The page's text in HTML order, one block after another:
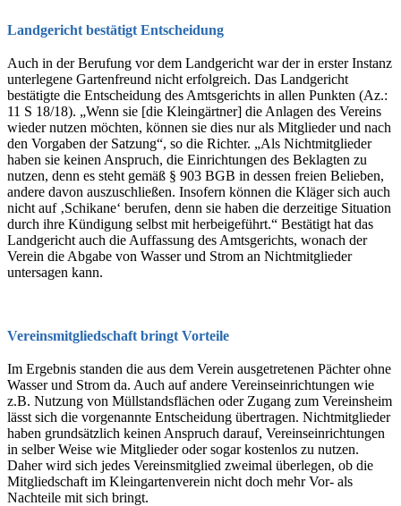
Landgericht bestätigt Entscheidung
Auch in der Berufung vor dem Landgericht war der in erster Instanz
unterlegene Gartenfreund nicht erfolgreich. Das Landgericht
bestätigte die Entscheidung des Amtsgerichts in allen Punkten (Az.:
11 S 18/18). „Wenn sie [die Kleingärtner] die Anlagen des Vereins
wieder nutzen möchten, können sie dies nur als Mitglieder und nach
den Vorgaben der Satzung“, so die Richter. „Als Nichtmitglieder
haben sie keinen Anspruch, die Einrichtungen des Beklagten zu
nutzen, denn es steht gemäß § 903 BGB in dessen freien Belieben,
andere davon auszuschließen. Insofern können die Kläger sich auch
nicht auf ‚Schikane‘ berufen, denn sie haben die derzeitige Situation
durch ihre Kündigung selbst mit herbeigeführt.“ Bestätigt hat das
Landgericht auch die Auffassung des Amtsgerichts, wonach der
Verein die Abgabe von Wasser und Strom an Nichtmitglieder
untersagen kann.
Vereinsmitgliedschaft bringt Vorteile
Im Ergebnis standen die aus dem Verein ausgetretenen Pächter ohne
Wasser und Strom da. Auch auf andere Vereinseinrichtungen wie
z.B. Nutzung von Müllstandsflächen oder Zugang zum Vereinsheim
lässt sich die vorgenannte Entscheidung übertragen. Nichtmitglieder
haben grundsätzlich keinen Anspruch darauf, Vereinseinrichtungen
in selber Weise wie Mitglieder oder sogar kostenlos zu nutzen.
Daher wird sich jedes Vereinsmitglied zweimal überlegen, ob die
Mitgliedschaft im Kleingartenverein nicht doch mehr Vor- als
Nachteile mit sich bringt.